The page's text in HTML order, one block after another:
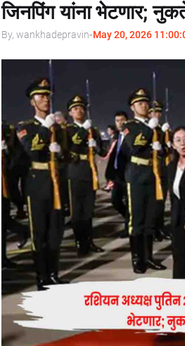
जिनपिंग यांना भेटणार;
By, wankhadepravin-May 20, 2026